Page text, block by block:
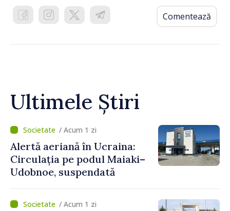
Comentează
Ultimele Știri
/ Acum 1 zi
Alertă aeriană în Ucraina:
Circulația pe podul Maiaki–
Udobnoe, suspendată
/ Acum 1 zi